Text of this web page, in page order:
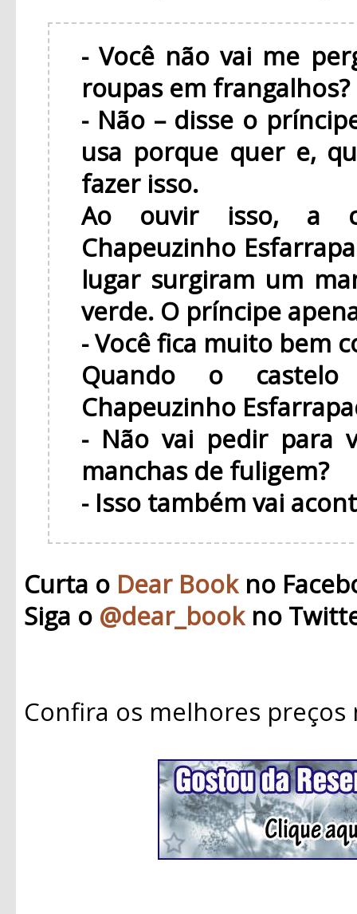
- Você não vai me
roupas em frangalhos?
- Não – disse o
usa porque quer e,
fazer isso.
Ao ouvir isso, a
Chapeuzinho
lugar surgiram um
verde. O príncipe
- Você fica muito bem
Quando o
Chapeuzinho
- Não vai pedir para
manchas de fuligem?
- Isso também vai
Curta o Dear Bookno
Siga o @dear_bookno
Confira os melhores preços